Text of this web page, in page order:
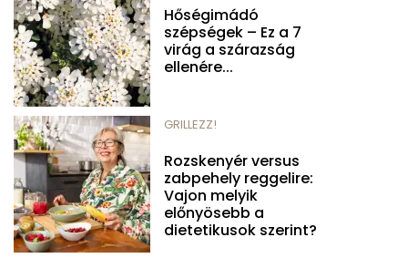
Hőségimádó
szépségek – Ez a 7
virág a szárazság
ellenére...
GRILLEZZ!
Rozskenyér versus
zabpehely reggelire:
Vajon melyik
előnyösebb a
dietetikusok szerint?